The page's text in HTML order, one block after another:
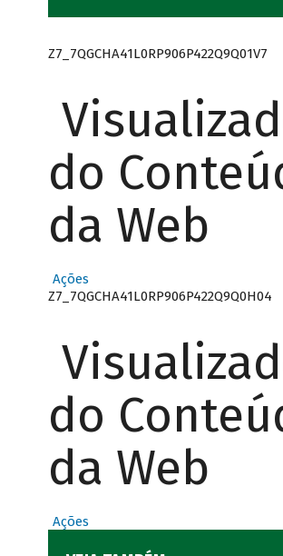
Z7_7QGCHA41L0RP906P422Q9Q01V7
do
da Web
Ações
Z7_7QGCHA41L0RP906P422Q9Q0H04
do
da Web
Ações